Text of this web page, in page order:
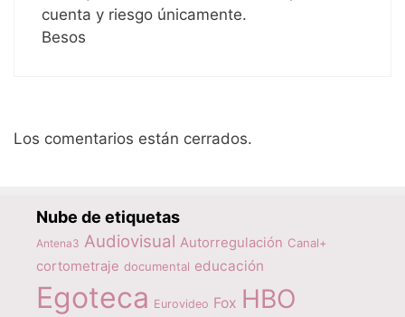
cuenta y riesgo únicamente.
Besos
Los comentarios están cerrados.
Nube de etiquetas
Antena3 Audiovisual Autorregulación Canal+
cortometraje documental educación
Egoteca Eurovideo Fox HBO